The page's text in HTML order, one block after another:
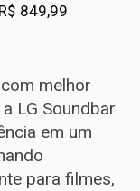
849,99
melhor
LG Soundbar
em um
para filmes,